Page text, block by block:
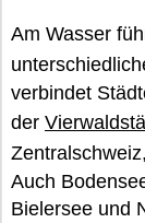
Am Wasser
verbindet
der
Auch
Bielersee und